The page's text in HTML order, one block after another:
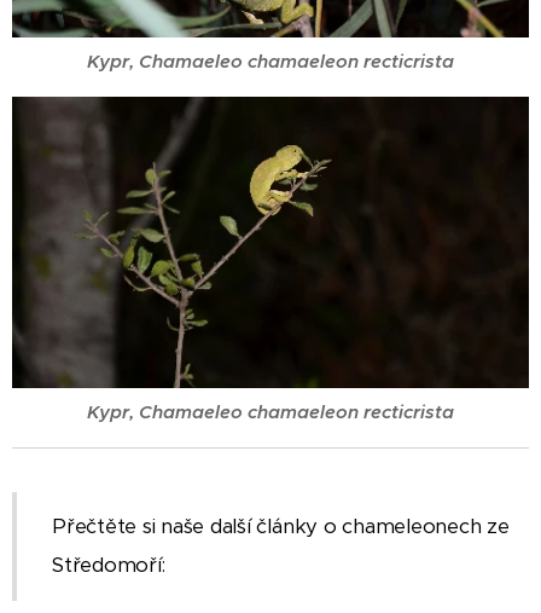
Kypr, Chamaeleo chamaeleon recticrista
Kypr, Chamaeleo chamaeleon recticrista
Přečtěte si naše další články o chameleonech ze
Středomoří: